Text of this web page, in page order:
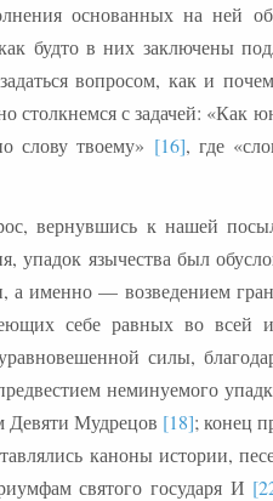
основанных на ней
будто в них заключены
вопросом, как и почему
столкнемся с задачей: «Как
слову твоему» [16], где
вернувшись к нашей
упадок язычества был
а именно — возведением
себе равных во всей
силы,
неминуемого
Девяти Мудрецов [18]; конец
каноны истории,
святого государя И